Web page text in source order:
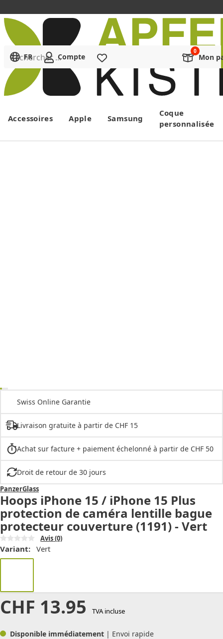
Menu
Rechercher ...
FR Compte Mon
Accessoires Apple Samsung
Coque
personnalisée
Swiss Online Garantie
Livraison gratuite à partir de CHF 15
Achat sur facture + paiement échelonné à partir de CHF 50
Droit de retour de 30 jours
PanzerGlass
Hoops iPhone 15 / iPhone 15 Plus
protection de caméra lentille bague
protecteur couverture (1191) - Vert
Avis(0)
Variant: Vert
CHF 13.95 TVA incluse
Disponible immédiatement | Envoi rapide